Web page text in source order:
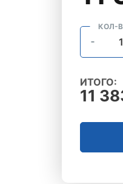
КОЛ-
ИТОГО:
11